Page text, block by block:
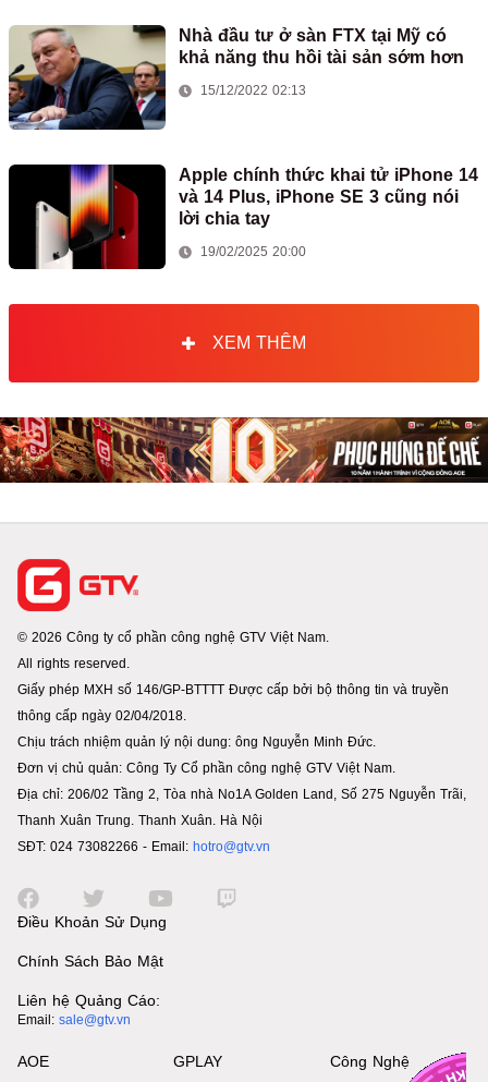
Nhà đầu tư ở sàn FTX tại Mỹ có
khả năng thu hồi tài sản sớm hơn
15/12/2022 02:13
Apple chính thức khai tử iPhone 14
và 14 Plus, iPhone SE 3 cũng nói
lời chia tay
19/02/2025 20:00
XEM THÊM
© 2026 Công ty cổ phần công nghệ GTV Việt Nam.
All rights reserved.
Giấy phép MXH số 146/GP-BTTTT Được cấp bởi bộ thông tin và truyền
thông cấp ngày 02/04/2018.
Chịu trách nhiệm quản lý nội dung: ông Nguyễn Minh Đức.
Đơn vị chủ quản: Công Ty Cổ phần công nghệ GTV Việt Nam.
Địa chỉ: 206/02 Tầng 2, Tòa nhà No1A Golden Land, Số 275 Nguyễn Trãi,
Thanh Xuân Trung. Thanh Xuân. Hà Nội
SĐT: 024 73082266 - Email: hotro@gtv.vn
Điều Khoản Sử Dụng
Chính Sách Bảo Mật
Liên hệ Quảng Cáo:
Email: sale@gtv.vn
AOE GPLAY Công Nghệ